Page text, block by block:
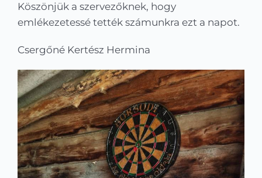
Köszönjük a szervezőknek, hogy
emlékezetessé tették számunkra ezt a napot.
Csergőné Kertész Hermina